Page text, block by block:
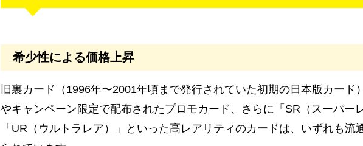
希少性による価格上昇
旧裏カード（1996年〜2001年頃まで発行されていた初期の日本版カード
やキャンペーン限定で配布されたプロモカード、さらに「SR（スーパー
「UR（ウルトラレア）」といった高レアリティのカードは、いずれも流